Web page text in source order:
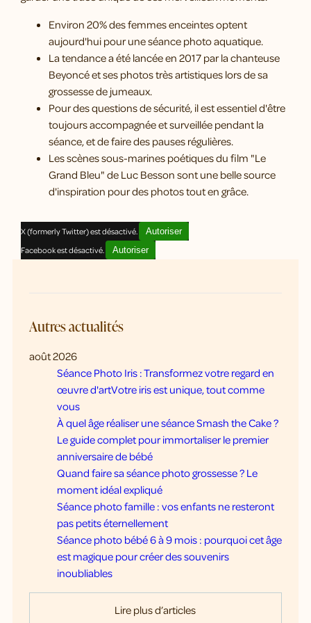
Environ 20% des femmes enceintes optent
aujourd'hui pour une séance photo aquatique.
La tendance a été lancée en 2017 par la chanteuse
Beyoncé et ses photos très artistiques lors de sa
grossesse de jumeaux.
Pour des questions de sécurité, il est essentiel d'être
toujours accompagnée et surveillée pendant la
séance, et de faire des pauses régulières.
Les scènes sous-marines poétiques du film "Le
Grand Bleu" de Luc Besson sont une belle source
d'inspiration pour des photos tout en grâce.
X (formerly Twitter) est désactivé.
Autoriser
Facebook est désactivé.
Autoriser
Autres actualités
août 2026
Séance Photo Iris : Transformez votre regard en
œuvre d'artVotre iris est unique, tout comme
vous
À quel âge réaliser une séance Smash the Cake ?
Le guide complet pour immortaliser le premier
anniversaire de bébé
Quand faire sa séance photo grossesse ? Le
moment idéal expliqué
Séance photo famille : vos enfants ne resteront
pas petits éternellement
Séance photo bébé 6 à 9 mois : pourquoi cet âge
est magique pour créer des souvenirs
inoubliables
Lire plus d’articles